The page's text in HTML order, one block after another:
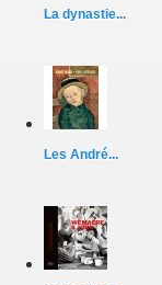
La dynastie...
Les André...